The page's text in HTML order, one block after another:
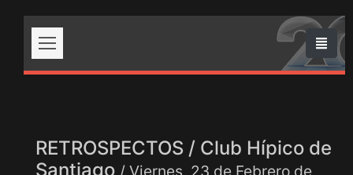
RETROSPECTOS / Club Hípico de
Santiago / Viernes, 23 de Febrero de